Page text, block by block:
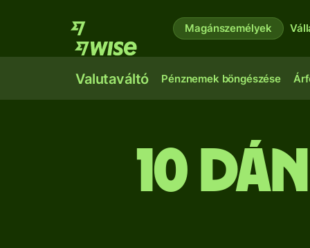
Magánszemélyek
Valutaváltó Pénznemek böngészése
10